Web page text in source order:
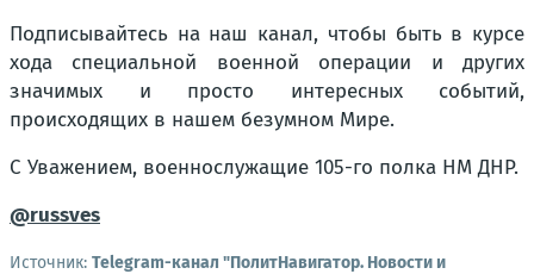
Подписывайтесь на наш канал, чтобы быть в курсе
хода специальной военной операции и других
значимых и просто интересных событий,
происходящих в нашем безумном Мире.
С Уважением, военнослужащие 105-го полка НМ ДНР.
@russves
Источник: Telegram-канал "ПолитНавигатор. Новости и